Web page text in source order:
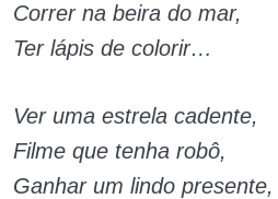
Correr na beira do mar,
Ter lápis de colorir…
Ver uma estrela cadente,
Filme que tenha robô,
Ganhar um lindo presente,